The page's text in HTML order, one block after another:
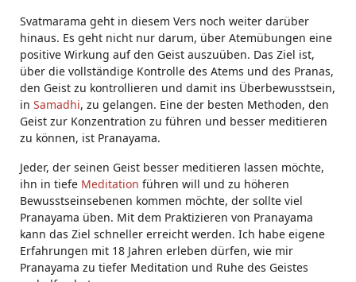
Svatmarama geht in diesem Vers noch weiter darüber
hinaus. Es geht nicht nur darum, über Atemübungen eine
positive Wirkung auf den Geist auszuüben. Das Ziel ist,
über die vollständige Kontrolle des Atems und des Pranas,
den Geist zu kontrollieren und damit ins Überbewusstsein,
in Samadhi, zu gelangen. Eine der besten Methoden, den
Geist zur Konzentration zu führen und besser meditieren
zu können, ist Pranayama.
Jeder, der seinen Geist besser meditieren lassen möchte,
ihn in tiefe Meditation führen will und zu höheren
Bewusstseinsebenen kommen möchte, der sollte viel
Pranayama üben. Mit dem Praktizieren von Pranayama
kann das Ziel schneller erreicht werden. Ich habe eigene
Erfahrungen mit 18 Jahren erleben dürfen, wie mir
Pranayama zu tiefer Meditation und Ruhe des Geistes